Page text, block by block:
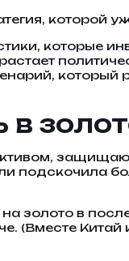
которой
которые
в
подскочила
золото в
(Вместе